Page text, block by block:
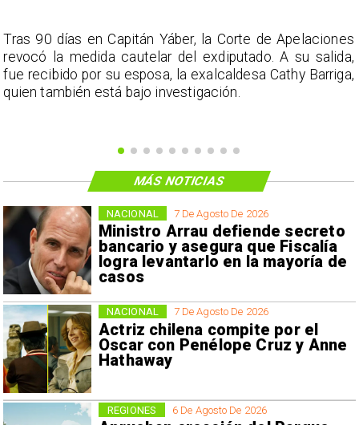
Tras 90 días en Capitán Yáber, la Corte de Apelaciones
revocó la medida cautelar del exdiputado. A su salida,
fue recibido por su esposa, la exalcaldesa Cathy Barriga,
quien también está bajo investigación.
7 De Agosto De 2026
Ministro Arrau defiende secreto
bancario y asegura que Fiscalía
logra levantarlo en la mayoría de
casos
NACIONAL
7 De Agosto De 2026
Actriz chilena compite por el
Oscar con Penélope Cruz y Anne
Hathaway
NACIONAL
6 De Agosto De 2026
REGIONES
MÁS NOTICIAS